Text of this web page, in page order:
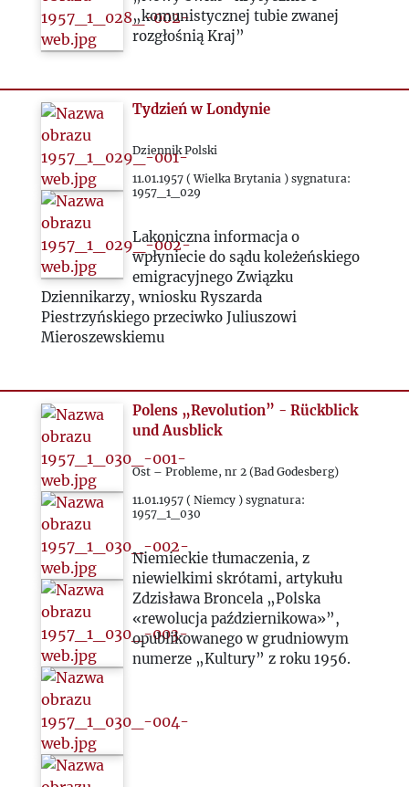
2000
2020
2022
„komunistycznej tubie zwanej
rozgłośnią Kraj”
Tydzień w Londynie
Dziennik Polski
11.01.1957 ( Wielka Brytania ) sygnatura:
1957_1_029
Lakoniczna informacja o
wpłyniecie do sądu koleżeńskiego
emigracyjnego Związku
Dziennikarzy, wniosku Ryszarda
Piestrzyńskiego przeciwko Juliuszowi
Mieroszewskiemu
Polens „Revolution” - Rückblick
und Ausblick
Ost – Probleme, nr 2 (Bad Godesberg)
11.01.1957 ( Niemcy ) sygnatura:
1957_1_030
Niemieckie tłumaczenia, z
niewielkimi skrótami, artykułu
Zdzisława Broncela „Polska
«rewolucja październikowa»”,
opublikowanego w grudniowym
numerze „Kultury” z roku 1956.